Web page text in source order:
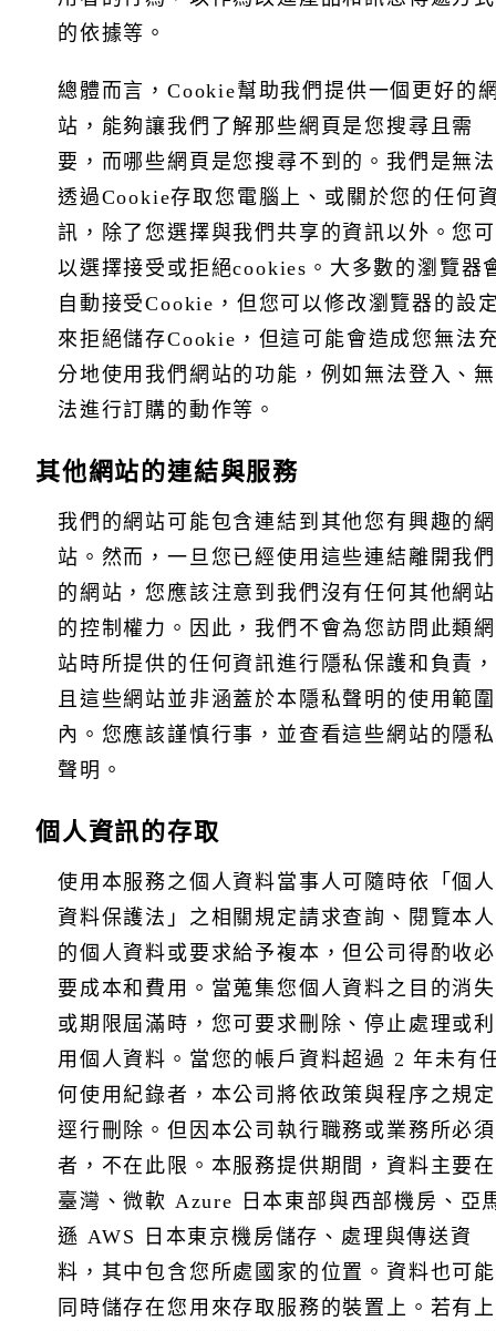
的依據等。
總體而言，Cookie幫助我們提供一個更好的
站，能夠讓我們了解那些網頁是您搜尋且需
要，而哪些網頁是您搜尋不到的。我們是無法
透過Cookie存取您電腦上、或關於您的任何
訊，除了您選擇與我們共享的資訊以外。您可
以選擇接受或拒絕cookies。大多數的瀏覽器
自動接受Cookie，但您可以修改瀏覽器的設
來拒絕儲存Cookie，但這可能會造成您無法
分地使用我們網站的功能，例如無法登入、無
法進行訂購的動作等。
其他網站的連結與服務
我們的網站可能包含連結到其他您有興趣的網
站。然而，一旦您已經使用這些連結離開我們
的網站，您應該注意到我們沒有任何其他網站
的控制權力。因此，我們不會為您訪問此類網
站時所提供的任何資訊進行隱私保護和負責，
且這些網站並非涵蓋於本隱私聲明的使用範圍
內。您應該謹慎行事，並查看這些網站的隱私
聲明。
個人資訊的存取
使用本服務之個人資料當事人可隨時依「個人
資料保護法」之相關規定請求查詢、閱覽本人
的個人資料或要求給予複本，但公司得酌收必
要成本和費用。當蒐集您個人資料之目的消失
或期限屆滿時，您可要求刪除、停止處理或利
用個人資料。當您的帳戶資料超過 2 年未有
何使用紀錄者，本公司將依政策與程序之規定
逕行刪除。但因本公司執行職務或業務所必須
者，不在此限。本服務提供期間，資料主要在
臺灣、微軟 Azure 日本東部與西部機房、亞
遜 AWS 日本東京機房儲存、處理與傳送資
料，其中包含您所處國家的位置。資料也可能
同時儲存在您用來存取服務的裝置上。若有上